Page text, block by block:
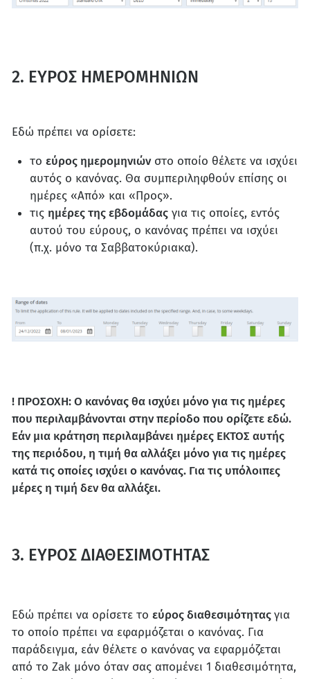
2. ΕΥΡΟΣ ΗΜΕΡΟΜΗΝΙΩΝ
Εδώ πρέπει να ορίσετε:
το εύρος ημερομηνιώνστο οποίο θέλετε να ισχύει
αυτός ο κανόνας. Θα συμπεριληφθούν επίσης οι
ημέρες «Από» και «Προς».
τις ημέρες της εβδομάδαςγια τις οποίες, εντός
αυτού του εύρους, ο κανόνας πρέπει να ισχύει
(π.χ. μόνο τα Σαββατοκύριακα).
! ΠΡΟΣΟΧΗ: Ο κανόνας θα ισχύει μόνο για τις ημέρες
που περιλαμβάνονται στην περίοδο που ορίζετε εδώ.
Εάν μια κράτηση περιλαμβάνει ημέρες ΕΚΤΟΣ αυτής
της περιόδου, η τιμή θα αλλάξει μόνο για τις ημέρες
κατά τις οποίες ισχύει ο κανόνας. Για τις υπόλοιπες
μέρες η τιμή δεν θα αλλάξει.
3. ΕΥΡΟΣ ΔΙΑΘΕΣΙΜΟΤΗΤΑΣ
Εδώ πρέπει να ορίσετε το εύρος διαθεσιμότηταςγια
το οποίο πρέπει να εφαρμόζεται ο κανόνας. Για
παράδειγμα, εάν θέλετε ο κανόνας να εφαρμόζεται
από το Zak μόνο όταν σας απομένει 1 διαθεσιμότητα,